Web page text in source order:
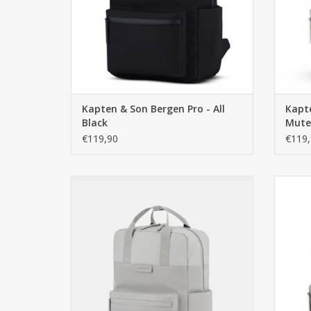
Kapten & Son Bergen Pro - All
Black
€119,90
Waterafstotend materiaal met waterdichte
ritsen. Winkel in Arnhem
TOEVOEGEN AAN WINKELWAGEN
2.0